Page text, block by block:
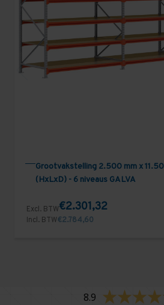
Grootvakstelling 2.500 mm x
(HxLxD) - 6 niveaus GALVA
Excl. BTW€2.301,32
Incl. BTW€2.784,60
8.9